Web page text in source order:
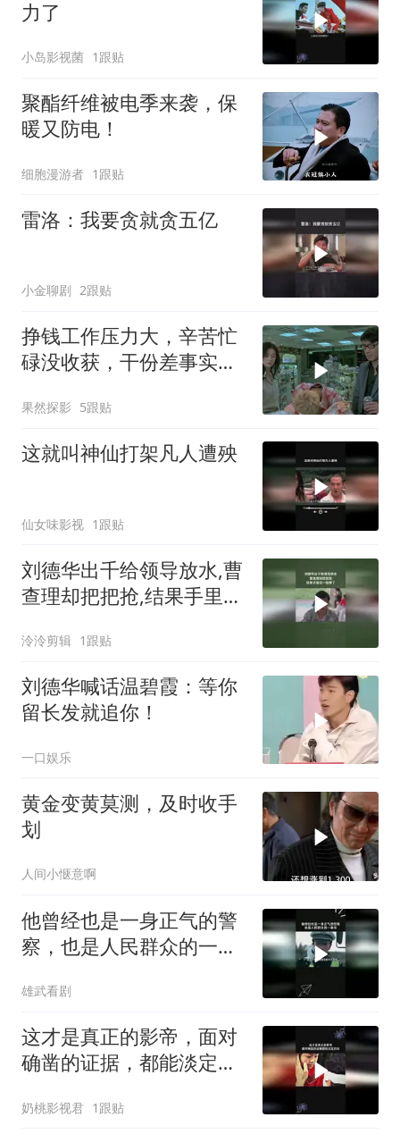
力了
小岛影视菌 1跟贴
聚酯纤维被电季来袭，保
暖又防电！
细胞漫游者 1跟贴
雷洛：我要贪就贪五亿
小金聊剧 2跟贴
挣钱工作压力大，辛苦忙
碌没收获，干份差事实太
果然探影 5跟贴
这就叫神仙打架凡人遭殃
仙女味影视 1跟贴
刘德华出千给领导放水,曹
查理却把把抢,结果手里没
泠泠剪辑 1跟贴
刘德华喊话温碧霞：等你
留长发就追你！
一口娱乐
黄金变黄莫测，及时收手
划
人间小惬意啊
他曾经也是一身正气的警
察，也是人民群众的一束
雄武看剧
这才是真正的影帝，面对
确凿的证据，都能淡定自
奶桃影视君 1跟贴